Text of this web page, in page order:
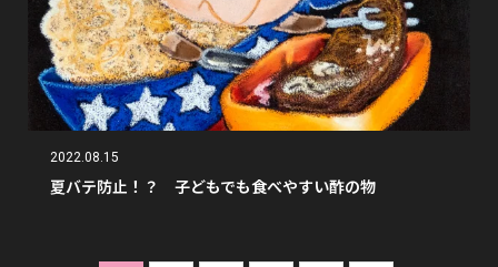
2022.08.15
夏バテ防止！？ 子どもでも食べやすい酢の物